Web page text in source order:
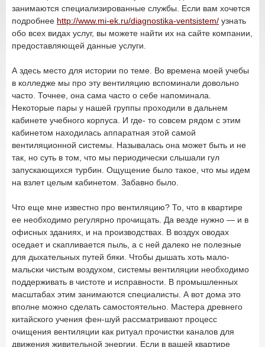
занимаются специализированные службы. Если вам хочется
подробнее http://www.mi-ek.ru/diagnostika-ventsistem/ узнать
обо всех видах услуг, вы можете найти их на сайте компании,
предоставляющей данные услуги.
А здесь место для истории по теме. Во времена моей учебы
в колледже мы про эту вентиляцию вспоминали довольно
часто. Точнее, она сама часто о себе напоминала.
Некоторые пары у нашей группы проходили в дальнем
кабинете учебного корпуса. И где- то совсем рядом с этим
кабинетом находилась аппаратная этой самой
вентиляционной системы. Называлась она может быть и не
так, но суть в том, что мы периодически слышали гул
запускающихся турбин. Ощущение было такое, что мы идем
на взлет целым кабинетом. Забавно было.
Что еще мне известно про вентиляцию? То, что в квартире
ее необходимо регулярно прочищать. Да везде нужно — и в
офисных зданиях, и на производствах. В воздух оводах
оседает и скапливается пыль, а с ней далеко не полезные
для дыхательных путей бяки. Чтобы дышать хоть мало-
мальски чистым воздухом, системы вентиляции необходимо
поддерживать в чистоте и исправности. В промышленных
масштабах этим занимаются специалисты. А вот дома это
вполне можно сделать самостоятельно. Мастера древнего
китайского учения фен-шуй рассматривают процесс
очищения вентиляции как ритуал прочистки каналов для
движения живительной энергии. Если в вашей квартире